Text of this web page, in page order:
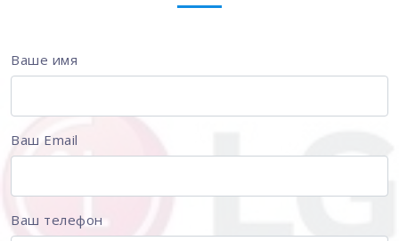
Ваше имя
Ваш Email
Ваш телефон